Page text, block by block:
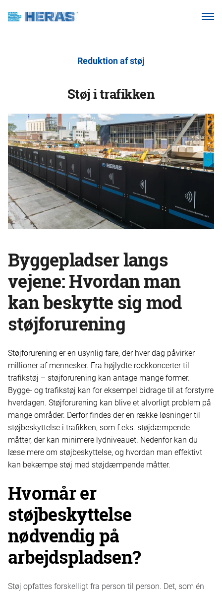
Ring 7011 1207
Reduktion af støj
Støj i trafikken
Byggepladser langs
vejene:Hvordan man
kan beskytte sig mod
støjforurening
Støjforurening er en usynlig fare, der hver dag påvirker
millioner af mennesker. Fra højlydte rockkoncerter til
trafikstøj – støjforurening kan antage mange former.
Bygge- og trafikstøj kan for eksempel bidrage til at forstyrre
hverdagen. Støjforurening kan blive et alvorligt problem på
mange områder. Derfor findes der en række løsninger til
støjbeskyttelse i trafikken, som f.eks. støjdæmpende
måtter, der kan minimere lydniveauet. Nedenfor kan du
læse mere om støjbeskyttelse, og hvordan man effektivt
kan bekæmpe støj med støjdæmpende måtter.
Hvornår er
støjbeskyttelse
nødvendig på
arbejdspladsen?
Støj opfattes forskelligt fra person til person. Det, som én